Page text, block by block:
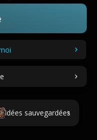
Idées sauvegardées